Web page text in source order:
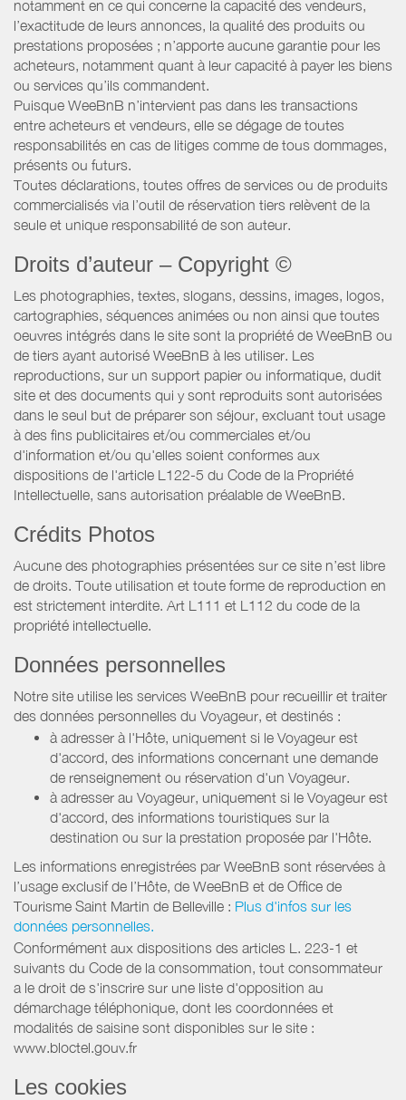
notamment en ce qui concerne la capacité des vendeurs,
l’exactitude de leurs annonces, la qualité des produits ou
prestations proposées ; n’apporte aucune garantie pour les
acheteurs, notamment quant à leur capacité à payer les biens
ou services qu’ils commandent.
Puisque WeeBnB n’intervient pas dans les transactions
entre acheteurs et vendeurs, elle se dégage de toutes
responsabilités en cas de litiges comme de tous dommages,
présents ou futurs.
Toutes déclarations, toutes offres de services ou de produits
commercialisés via l’outil de réservation tiers relèvent de la
seule et unique responsabilité de son auteur.
Droits d’auteur – Copyright ©
Les photographies, textes, slogans, dessins, images, logos,
cartographies, séquences animées ou non ainsi que toutes
oeuvres intégrés dans le site sont la propriété de WeeBnB ou
de tiers ayant autorisé WeeBnB à les utiliser. Les
reproductions, sur un support papier ou informatique, dudit
site et des documents qui y sont reproduits sont autorisées
dans le seul but de préparer son séjour, excluant tout usage
à des fins publicitaires et/ou commerciales et/ou
d'information et/ou qu'elles soient conformes aux
dispositions de l'article L122-5 du Code de la Propriété
Intellectuelle, sans autorisation préalable de WeeBnB.
Crédits Photos
Aucune des photographies présentées sur ce site n’est libre
de droits. Toute utilisation et toute forme de reproduction en
est strictement interdite. Art L111 et L112 du code de la
propriété intellectuelle.
Données personnelles
Notre site utilise les services WeeBnB pour recueillir et traiter
des données personnelles du Voyageur, et destinés :
à adresser à l'Hôte, uniquement si le Voyageur est
d'accord, des informations concernant une demande
de renseignement ou réservation d'un Voyageur.
à adresser au Voyageur, uniquement si le Voyageur est
d'accord, des informations touristiques sur la
destination ou sur la prestation proposée par l'Hôte.
Les informations enregistrées par WeeBnB sont réservées à
l’usage exclusif de l’Hôte, de WeeBnB et de Office de
Tourisme Saint Martin de Belleville : Plus d'infos sur les
données personnelles.
Conformément aux dispositions des articles L. 223-1 et
suivants du Code de la consommation, tout consommateur
a le droit de s'inscrire sur une liste d'opposition au
démarchage téléphonique, dont les coordonnées et
modalités de saisine sont disponibles sur le site :
www.bloctel.gouv.fr
Les cookies